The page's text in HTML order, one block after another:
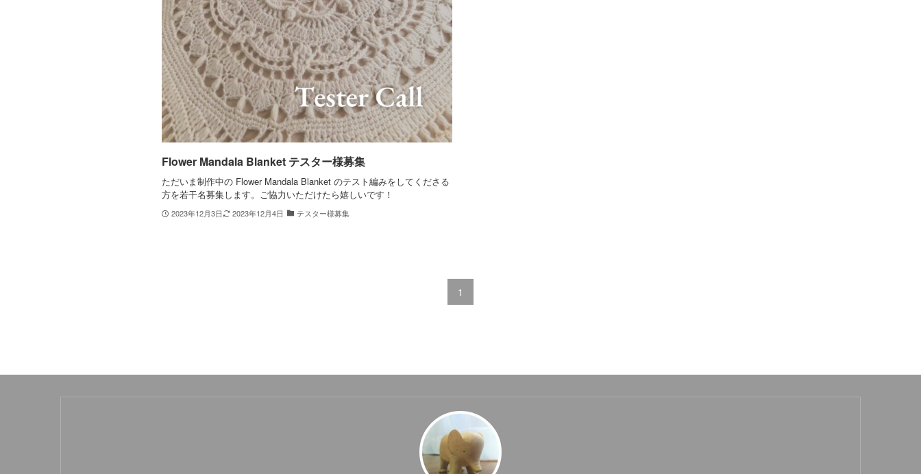
Flower Mandala Blanket テスター様募集
ただいま制作中の Flower Mandala Blanket のテスト編みをしてくださる
方を若干名募集します。ご協力いただけたら嬉しいです！
2023年12月3日 2023年12月4日 テスター様募集
1